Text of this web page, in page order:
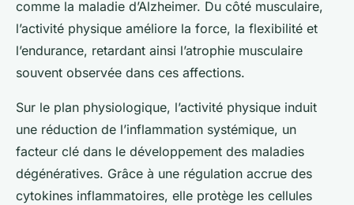
comme la maladie d’Alzheimer. Du côté musculaire,
l’activité physique améliore la force, la flexibilité et
l’endurance, retardant ainsi l’atrophie musculaire
souvent observée dans ces affections.
Sur le plan physiologique, l’activité physique induit
une réduction de l’inflammation systémique, un
facteur clé dans le développement des maladies
dégénératives. Grâce à une régulation accrue des
cytokines inflammatoires, elle protège les cellules